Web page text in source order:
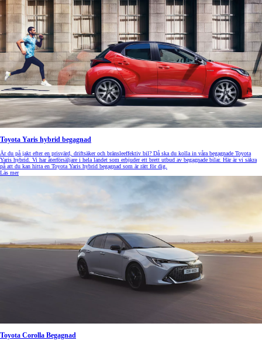
Toyota Yaris hybrid begagnad
Är du på jakt efter en prisvärd, driftsäker och bränsleeffektiv bil? Då ska du kolla in våra begagnade Toyota
Yaris hybrid. Vi har återförsäljare i hela landet som erbjuder ett brett utbud av begagnade bilar. Här är vi säkra
på att du kan hitta en Toyota Yaris hybrid begagnad som är rätt för dig.
Läs mer
Toyota Corolla Begagnad